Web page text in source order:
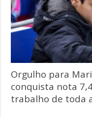
Orgulho para
conquista nota
trabalho de toda